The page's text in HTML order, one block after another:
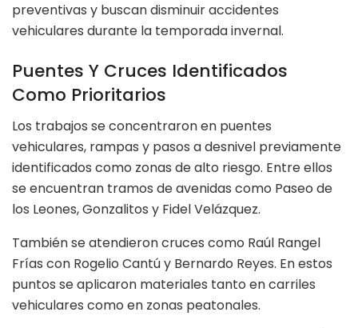
preventivas y buscan disminuir accidentes
vehiculares durante la temporada invernal.
Puentes Y Cruces Identificados
Como Prioritarios
Los trabajos se concentraron en puentes
vehiculares, rampas y pasos a desnivel previamente
identificados como zonas de alto riesgo. Entre ellos
se encuentran tramos de avenidas como Paseo de
los Leones, Gonzalitos y Fidel Velázquez.
También se atendieron cruces como Raúl Rangel
Frías con Rogelio Cantú y Bernardo Reyes. En estos
puntos se aplicaron materiales tanto en carriles
vehiculares como en zonas peatonales.